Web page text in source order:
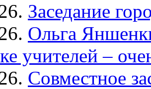
Заседание
Ольга
учителей –
Совместное